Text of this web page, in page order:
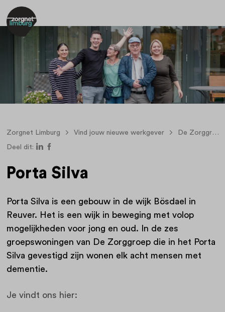
Zorgnet Limburg Vind jouw nieuwe werkgever De Zorggroep
Deel dit:
Porta Silva
Porta Silva is een gebouw in de wijk Bösdael in
Reuver. Het is een wijk in beweging met volop
mogelijkheden voor jong en oud. In de zes
groepswoningen van De Zorggroep die in het Porta
Silva gevestigd zijn wonen elk acht mensen met
dementie.
Je vindt ons hier: